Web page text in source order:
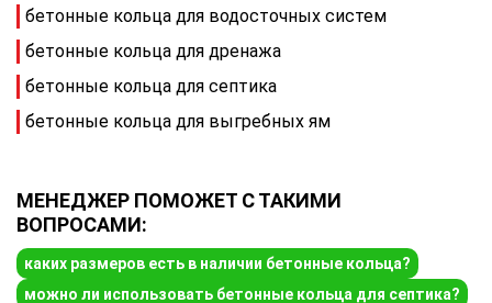
бетонные кольца для водосточных систем
бетонные кольца для дренажа
бетонные кольца для септика
бетонные кольца для выгребных ям
МЕНЕДЖЕР ПОМОЖЕТ С ТАКИМИ
ВОПРОСАМИ:
каких размеров есть в наличии бетонные кольца?
можно ли использовать бетонные кольца для септика?